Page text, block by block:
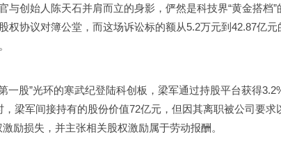
与创始人陈天石并肩而立的身影，俨然是科技界“黄金搭档
权协议对簿公堂，而这场诉讼标的额从5.2万元到42.87亿
一股”光环的寒武纪登陆科创板，梁军通过持股平台获得
梁军间接持有的股份价值72亿元，但因其离职被公司要求
励损失，并主张相关股权激励属于劳动报酬。